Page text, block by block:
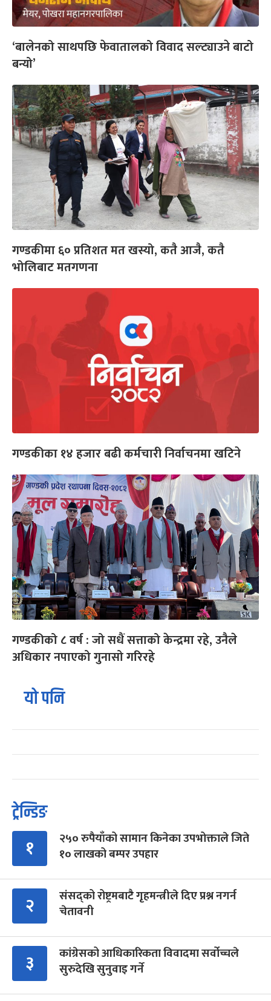
‘बालेनको साथपछि फेवातालको विवाद सल्ट्याउने बाटो
बन्यो’
गण्डकीमा ६० प्रतिशत मत खस्यो, कतै आजै, कतै
भोलिबाट मतगणना
गण्डकीका १४ हजार बढी कर्मचारी निर्वाचनमा खटिने
गण्डकीको ८ वर्ष : जो सधैं सत्ताको केन्द्रमा रहे, उनैले
अधिकार नपाएको गुनासो गरिरहे
यो पनि
ट्रेन्डिङ
१
२५० रुपैयाँको सामान किनेका उपभोक्ताले जिते
१० लाखको बम्पर उपहार
२
संसद्को रोष्ट्रमबाटै गृहमन्त्रीले दिए प्रश्न नगर्न
चेतावनी
३
कांग्रेसको आधिकारिकता विवादमा सर्वोच्चले
सुरुदेखि सुनुवाइ गर्ने